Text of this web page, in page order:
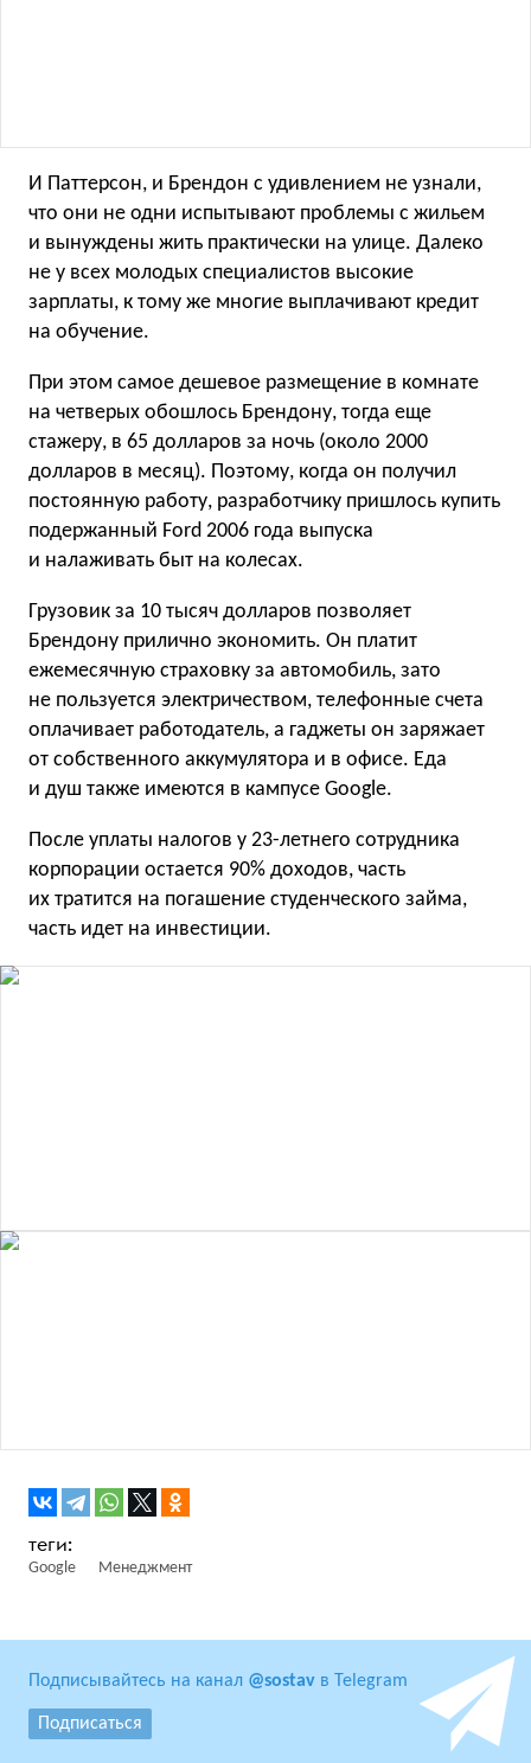
И Паттерсон, и Брендон с удивлением не узнали,
что они не одни испытывают проблемы с жильем
и вынуждены жить практически на улице. Далеко
не у всех молодых специалистов высокие
зарплаты, к тому же многие выплачивают кредит
на обучение.
При этом самое дешевое размещение в комнате
на четверых обошлось Брендону, тогда еще
стажеру, в 65 долларов за ночь (около 2000
долларов в месяц). Поэтому, когда он получил
постоянную работу, разработчику пришлось купить
подержанный Ford 2006 года выпуска
и налаживать быт на колесах.
Грузовик за 10 тысяч долларов позволяет
Брендону прилично экономить. Он платит
ежемесячную страховку за автомобиль, зато
не пользуется электричеством, телефонные счета
оплачивает работодатель, а гаджеты он заряжает
от собственного аккумулятора и в офисе. Еда
и душ также имеются в кампусе Google.
После уплаты налогов у 23-летнего сотрудника
корпорации остается 90% доходов, часть
их тратится на погашение студенческого займа,
часть идет на инвестиции.
Google Менеджмент
Подписывайтесь на канал @sostav в Telegram
Подписаться